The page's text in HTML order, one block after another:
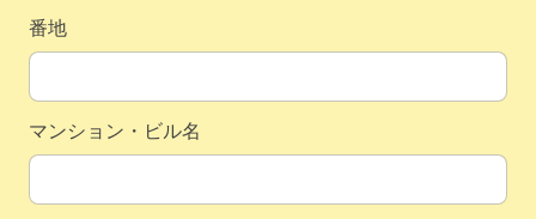
番地
マンション・ビル名